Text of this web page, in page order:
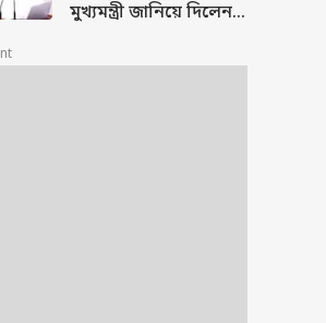
মুখ্যমন্ত্রী জানিয়ে দিলেন...